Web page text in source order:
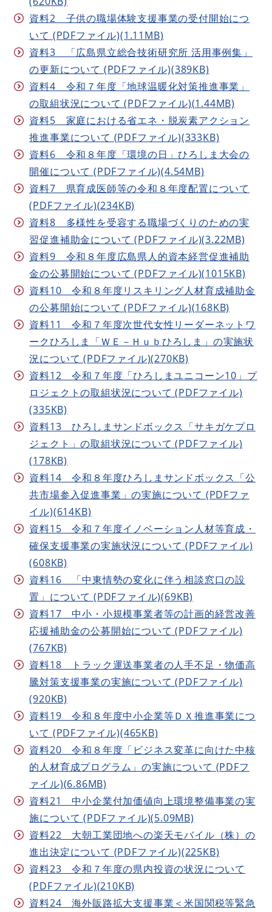
資料2 子供の職場体験支援事業の受付開始につ
いて (PDFファイル)(1.11MB)
資料3 「広島県立総合技術研究所 活用事例集」
の更新について (PDFファイル)(389KB)
資料4 令和７年度「地球温暖化対策推進事業」
の取組状況について (PDFファイル)(1.44MB)
資料5 家庭における省エネ・脱炭素アクション
推進事業について (PDFファイル)(333KB)
資料6 令和８年度「環境の日」ひろしま大会の
開催について (PDFファイル)(4.54MB)
資料7 県育成医師等の令和８年度配置について
(PDFファイル)(234KB)
資料8 多様性を受容する職場づくりのための実
習促進補助金について (PDFファイル)(3.22MB)
資料9 令和８年度広島県人的資本経営促進補助
金の公募開始について (PDFファイル)(1015KB)
資料10 令和８年度リスキリング人材育成補助金
の公募開始について (PDFファイル)(168KB)
資料11 令和７年度次世代女性リーダーネットワ
ークひろしま「ＷＥ－Ｈｕｂひろしま」の実施状
況について (PDFファイル)(270KB)
資料12 令和７年度「ひろしまユニコーン10」プ
ロジェクトの取組状況について (PDFファイル)
(335KB)
資料13 ひろしまサンドボックス「サキガケプロ
ジェクト」の取組状況について (PDFファイル)
(178KB)
資料14 令和８年度ひろしまサンドボックス「公
共市場参入促進事業」の実施について (PDFファ
イル)(614KB)
資料15 令和７年度イノベーション人材等育成・
確保支援事業の実施状況について (PDFファイル)
(608KB)
資料16 「中東情勢の変化に伴う相談窓口の設
置」について (PDFファイル)(69KB)
資料17 中小・小規模事業者等の計画的経営改善
応援補助金の公募開始について (PDFファイル)
(767KB)
資料18 トラック運送事業者の人手不足・物価高
騰対策支援事業の実施について (PDFファイル)
(920KB)
資料19 令和８年度中小企業等ＤＸ推進事業につ
いて (PDFファイル)(465KB)
資料20 令和８年度「ビジネス変革に向けた中核
的人材育成プログラム」の実施について (PDFフ
ァイル)(6.86MB)
資料21 中小企業付加価値向上環境整備事業の実
施について (PDFファイル)(5.09MB)
資料22 大朝工業団地への楽天モバイル（株）の
進出決定について (PDFファイル)(225KB)
資料23 令和７年度の県内投資の状況について
(PDFファイル)(210KB)
資料24 海外販路拡大支援事業＜米国関税等緊急